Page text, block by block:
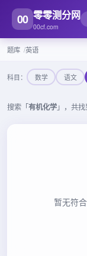
00 零零测分网
00cf.com
题库 英语
科目： 数学 语文
搜索「有机化学」，共
暂无符